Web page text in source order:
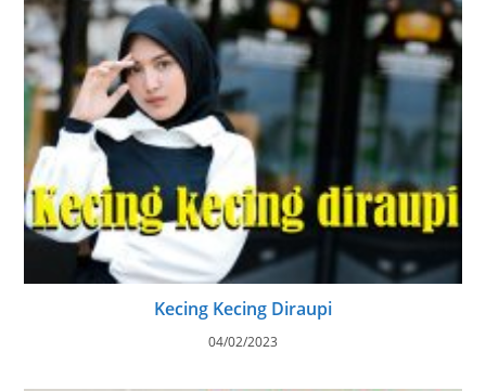
Kecing Kecing Diraupi
04/02/2023